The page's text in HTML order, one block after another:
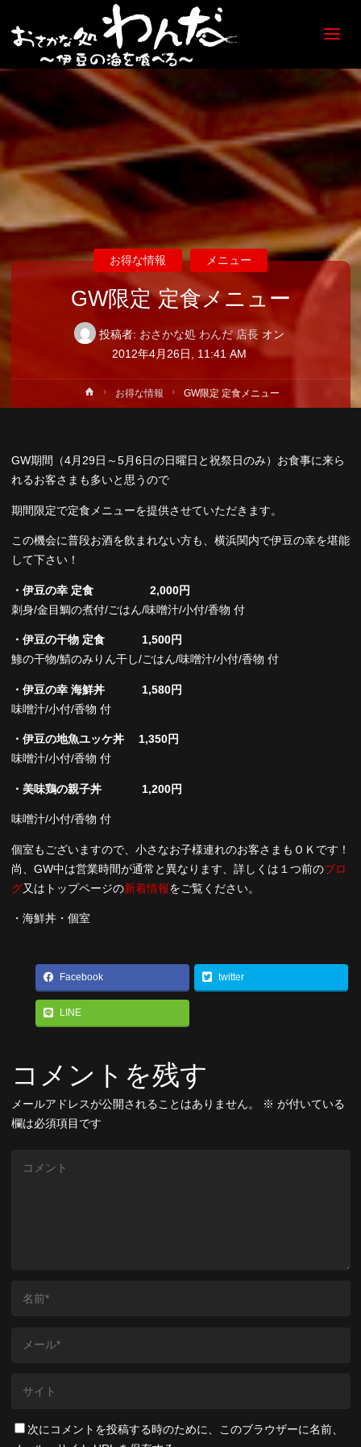
屋】
かな
処
わん
だ
GW限定 定食メニュー
投稿者: おさかな処 わんだ 店長 オン
2012年4月26日, 11:41 AM
お得な情報 メニュー
ホ
ー
お得な情報 GW限定 定食メニュー
GW期間（4月29日～5月6日の日曜日と祝祭日のみ）お食事に来ら
れるお客さまも多いと思うので
期間限定で定食メニューを提供させていただきます。
この機会に普段お酒を飲まれない方も、横浜関内で伊豆の幸を堪能
して下さい！
・伊豆の幸 定食 2,000円
刺身/金目鯛の煮付/ごはん/味噌汁/小付/香物 付
・伊豆の干物 定食 1,500円
鯵の干物/鯖のみりん干し/ごはん/味噌汁/小付/香物 付
・伊豆の幸 海鮮丼 1,580円
味噌汁/小付/香物 付
・伊豆の地魚ユッケ丼 1,350円
味噌汁/小付/香物 付
・美味鶏の親子丼 1,200円
味噌汁/小付/香物 付
個室もございますので、小さなお子様連れのお客さまもＯＫです！
尚、GW中は営業時間が通常と異なります、詳しくは１つ前のブロ
グ又はトップページの新着情報をご覧ください。
・海鮮丼・個室
Facebook twitter
LINE
コメントを残す
メールアドレスが公開されることはありません。 ※ が付いている
欄は必須項目です
次にコメントを投稿する時のために、このブラウザーに名前、